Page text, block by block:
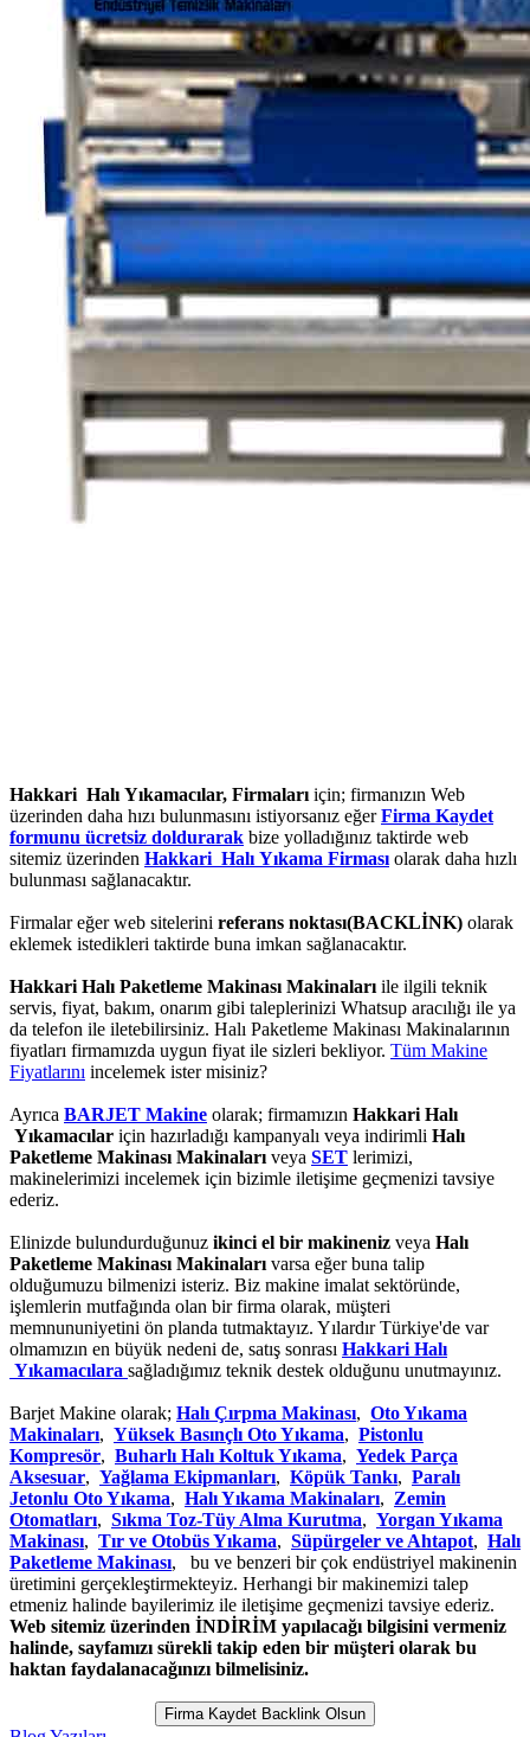
Hakkari Halı Yıkamacılar, Firmalarıiçin; firmanızın Web
üzerinden daha hızı bulunmasını istiyorsanız eğerFirma Kaydet
formunu ücretsiz doldurarak bize yolladığınız taktirde web
sitemiz üzerinden Hakkari Halı Yıkama Firmasıolarak daha hızlı
bulunması sağlanacaktır.
Firmalar eğer web sitelerini referans noktası(BACKLİNK) olarak
eklemek istedikleri taktirde buna imkan sağlanacaktır.
Hakkari Halı Paketleme Makinası Makinalarıile ilgili teknik
servis, fiyat, bakım, onarım gibi taleplerinizi Whatsup aracılığı ile ya
da telefon ile iletebilirsiniz. Halı Paketleme Makinası Makinalarının
fiyatları firmamızda uygun fiyat ile sizleri bekliyor. Tüm Makine
Fiyatlarını incelemek ister misiniz?
Ayrıca BARJET Makine olarak; firmamızın Hakkari Halı
Yıkamacılar için hazırladığı kampanyalı veya indirimli Halı
Paketleme Makinası Makinalarıveya SET lerimizi,
makinelerimizi incelemek için bizimle iletişime geçmenizi tavsiye
ederiz.
Elinizde bulundurduğunuz ikinci el bir makineniz veya Halı
Paketleme Makinası Makinalarıvarsa eğer buna talip
olduğumuzu bilmenizi isteriz. Biz makine imalat sektöründe,
işlemlerin mutfağında olan bir firma olarak, müşteri
memnununiyetini ön planda tutmaktayız. Yılardır Türkiye'de var
olmamızın en büyük nedeni de, satış sonrası Hakkari Halı
Yıkamacılara sağladığımız teknik destek olduğunu unutmayınız.
Barjet Makine olarak; Halı Çırpma Makinası, Oto Yıkama
Makinaları, Yüksek Basınçlı Oto Yıkama, Pistonlu
Kompresör, Buharlı Halı Koltuk Yıkama, Yedek Parça
Aksesuar, Yağlama Ekipmanları, Köpük Tankı, Paralı
Jetonlu Oto Yıkama, Halı Yıkama Makinaları, Zemin
Otomatları, Sıkma Toz-Tüy Alma Kurutma, Yorgan Yıkama
Makinası, Tır ve Otobüs Yıkama, Süpürgeler ve Ahtapot, Halı
Paketleme Makinası, bu ve benzeri bir çok endüstriyel makinenin
üretimini gerçekleştirmekteyiz. Herhangi bir makinemizi talep
etmeniz halinde bayilerimiz ile iletişime geçmenizi tavsiye ederiz.
Web sitemiz üzerinden İNDİRİM yapılacağı bilgisini vermeniz
halinde, sayfamızı sürekli takip eden bir müşteri olarak bu
haktan faydalanacağınızı bilmelisiniz.
Firma Kaydet Backlink Olsun